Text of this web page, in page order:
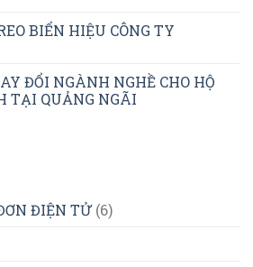
BIỂN HIỆU CÔNG TY
ĐỔI NGÀNH NGHỀ CHO HỘ
TẠI QUẢNG NGÃI
ĐIỆN TỬ(6)